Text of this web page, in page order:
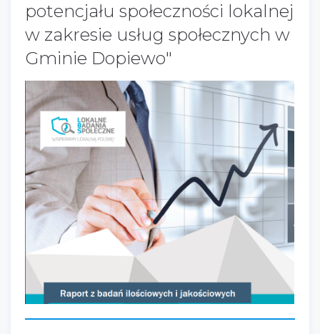
potencjału społeczności lokalnej
w zakresie usług społecznych w
Gminie Dopiewo"